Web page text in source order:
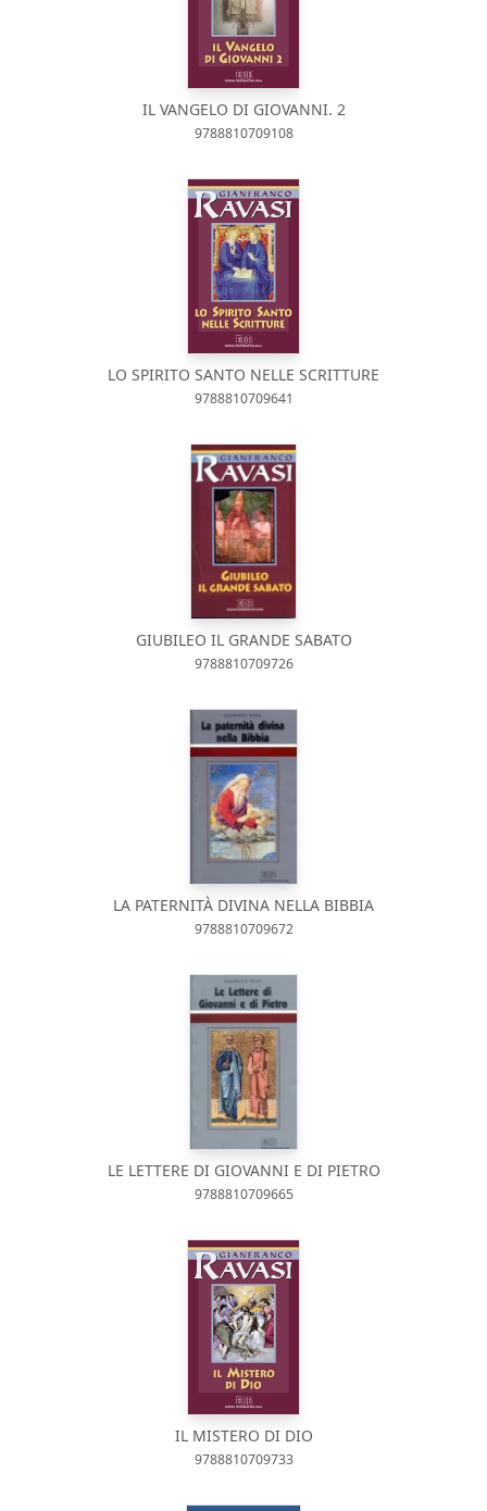
IL VANGELO DI GIOVANNI. 2
9788810709108
LO SPIRITO SANTO NELLE SCRITTURE
9788810709641
GIUBILEO IL GRANDE SABATO
9788810709726
LA PATERNITÀ DIVINA NELLA BIBBIA
9788810709672
LE LETTERE DI GIOVANNI E DI PIETRO
9788810709665
IL MISTERO DI DIO
9788810709733